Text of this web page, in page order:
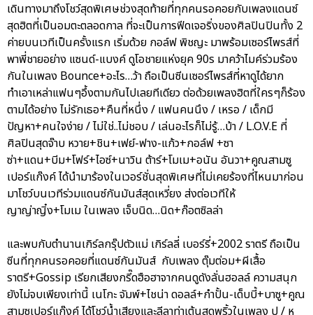
เดินทางมาถึงโชว์สุดพิเศษช่วงสุดท้ายที่ทุกคนรอคอยกับเพลงแดนซ์
สุดฮิตที่เป็นอมตะตลอดกาล ที่จะเป็นการฟีดเจอริ่งของศิลปินปินทั้ง 2
ค่ายบนเวทีเป็นครั้งแรก เริ่มด้วย กอล์ฟ พิชญะ มาพร้อมเซอร์ไพรส์ที่
พาพี่ชายอย่าง แซนด์-แบงค์ ดูโอชายแห่งยุค 90s มาคว้าไมค์ร่วมร้อง
กันในเพลง Bounce+อะไร…ว้า ถือเป็นซีนเซอร์ไพรส์ที่หาดูได้ยาก
ทำเอาเหล่าแฟนๆอึ้งตามกันไปเลยทีเดียว ต่อด้วยเพลงฮิตที่ใครๆก็ร้อง
ตามได้อย่าง ไม่รักเธอ+คืนที่หนึ่ง / แฟนคนนึง / เหรอ / เด็กมี
ปัญหา+คนใจง่าย / ไม่ใช่..ไม่ชอบ / เล่นอะไรก็ไม่รู้…บ้า / L.O.V.E ที่
ศิลปินสุดจ๊าบ หวาย+ชิน+เฟย์-ฟาง-แก้ว+กอล์ฟ +ซา
ซ่า+แดน+บีม+โฟร์+ไอซ์+นาวิน ต้าร์+โมเม+อนัน อันวา+คูณสามซู
เปอร์แก๊งค์ ได้นำมาร้องในเวอร์ชั่นสุดพิเศษที่ไม่เคยร้องที่ไหนมาก่อน
มาโชว์บนเวทีร่วมแดนซ์กันมันส์สุดเหวี่ยง ส่งต่อเวทีให้
ญาญ่าญิ๋ง+โมเม ในเพลง เจ็บนิด…นิด+ก๊อตซิลล่า
และพบกับตำนานเกิร์ลกรุ๊ปตัวแม่ เกิร์ลลี่ เบอร์รี่+2002 ราตรี ถือเป็น
ซีนที่ทุกคนรอคอยที่แดนซ์กันมันส์ กับเพลง ตุ๊มต่อม+ผีเสื้อ
ราตรี+Gossip เรียกเสียงกรี๊ดฮือฮาจากคนดูดังลั่นฮอลล์ ความสนุก
ยังไม่จบเพียงเท่านี้ เนโกะ จัมพ์+ไชน่า ดอลล์+กำปั้น-เด็บบี้+บาซู+คูณ
สามซูเปอร์แก๊งค์ ได้โชว์น้ำเสียงและลีลาท่าเต้นสุดพริ้วในเพลง ปู / ห